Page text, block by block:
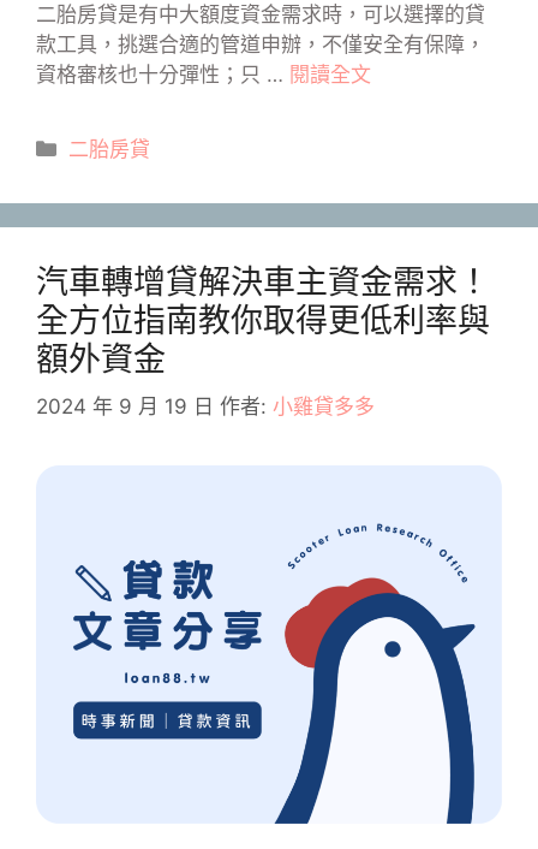
二胎房貸是有中大額度資金需求時，可以選擇的貸
款工具，挑選合適的管道申辦，不僅安全有保障，
資格審核也十分彈性；只 … 閱讀全文
分
二胎房貸
汽車轉增貸解決車主資金需求！
全方位指南教你取得更低利率與
額外資金
2024 年 9 月 19 日 作者: 小雞貸多多